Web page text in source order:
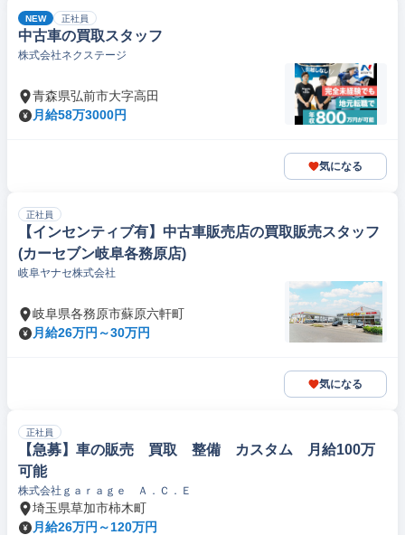
NEW 正社員
中古車の買取スタッフ
株式会社ネクステージ
青森県弘前市大字高田
月給58万3000円
気になる
正社員
【インセンティブ有】中古車販売店の買取販売スタッフ
(カーセブン岐阜各務原店)
岐阜ヤナセ株式会社
岐阜県各務原市蘇原六軒町
月給26万円～30万円
気になる
正社員
【急募】車の販売 買取 整備 カスタム 月給100万
可能
株式会社ｇａｒａｇｅ Ａ．Ｃ．Ｅ
埼玉県草加市柿木町
月給26万円～120万円